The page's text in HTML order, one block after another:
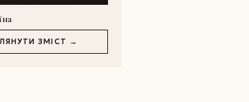
ЗМІСТ →